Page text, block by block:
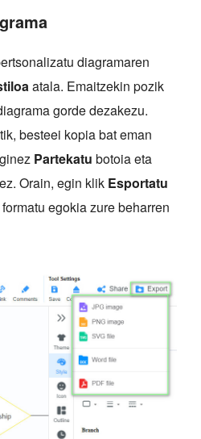
diagramaren
atala. Emaitzekin pozik
gorde dezakezu.
besteei kopia bat eman
Partekatu botoia eta
Orain, egin klik Esportatu
egokia zure beharren